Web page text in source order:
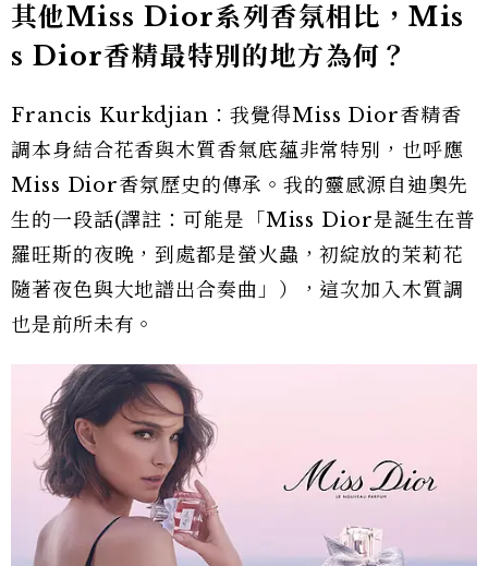
其他Miss Dior系列香氛相比，Mis
s Dior香精最特別的地方為何？
Francis Kurkdjian：我覺得Miss Dior香精香
調本身結合花香與木質香氣底蘊非常特別，也呼應
Miss Dior香氛歷史的傳承。我的靈感源自迪奧先
生的一段話(譯註：可能是「Miss Dior是誕生在普
羅旺斯的夜晚，到處都是螢火蟲，初綻放的茉莉花
隨著夜色與大地譜出合奏曲」），這次加入木質調
也是前所未有。